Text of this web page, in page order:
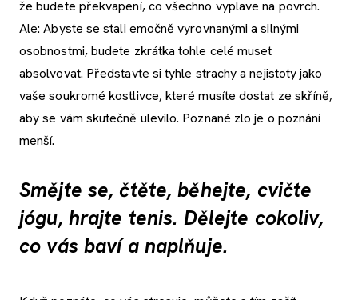
že budete překvapení, co všechno vyplave na povrch.
Ale: Abyste se stali emočně vyrovnanými a silnými
osobnostmi, budete zkrátka tohle celé muset
absolvovat. Představte si tyhle strachy a nejistoty jako
vaše soukromé kostlivce, které musíte dostat ze skříně,
aby se vám skutečně ulevilo. Poznané zlo je o poznání
menší.
Smějte se, čtěte, běhejte, cvičte
jógu, hrajte tenis. Dělejte cokoliv,
co vás baví a naplňuje.